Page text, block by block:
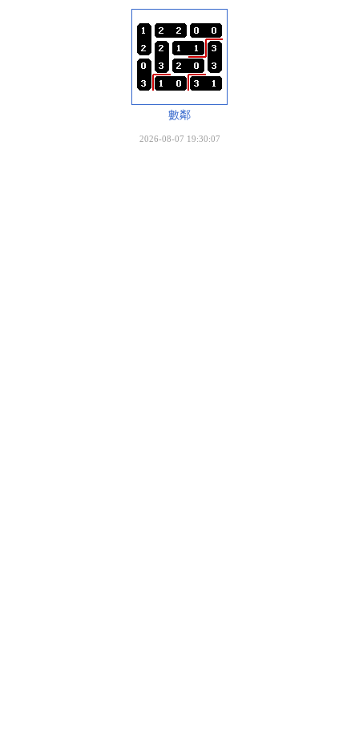
數鄰
2026-08-07 19:30:07